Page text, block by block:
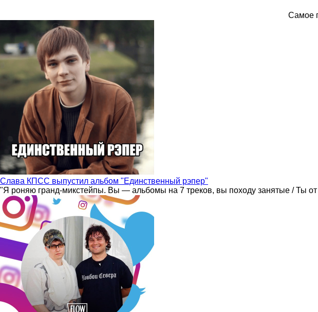
Самое
Слава КПСС выпустил альбом "Единственный рэпер"
"Я роняю гранд-микстейпы. Вы — альбомы на 7 треков, вы походу занятые / Ты